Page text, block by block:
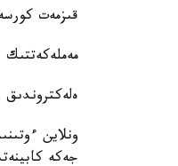
قىزمەت
مەملەكەتتىك
ەلەكتروندىق
ونلاين
جەكە